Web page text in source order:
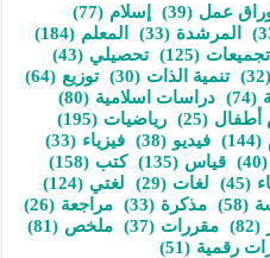
عمل (39) إسلام (77)
المرشدة (33) المعلم (184)
تجميعات (125) تحصيلي (43)
(32) تنمية الذات (30) توزيع (64)
(74) دراسات اسلامية (80)
أطفال (25) رياضيات (195)
(144) فيديو (38) فيزياء (33)
(40) قياس (135) كتب (158)
(45) لغات (29) لغتي (124)
(58) مذكرة (33) مراجعة (26)
(82) مقررات (37) ملخص (81)
رقمية (51)